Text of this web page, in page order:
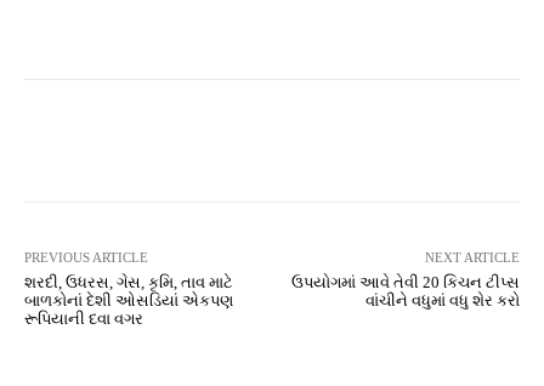
PREVIOUS ARTICLE
શરદી, ઉધરસ, ગેસ, કૃમિ, તાવ માટે
બાળકોનાં દેશી ઓસડિયાં એકપણ
રૂપિયાની દવા વગર
NEXT ARTICLE
ઉપયોગમાં આવે તેવી 20 કિચન ટીપ્સ
વાંચીને વધુમાં વધુ શેર કરો